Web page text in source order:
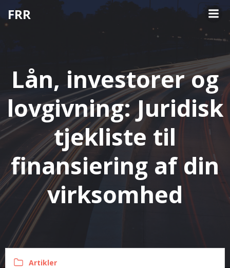
Videre
FRR
Lån, investorer og
lovgivning: Juridisk
tjekliste til
finansiering af din
virksomhed
Artikler